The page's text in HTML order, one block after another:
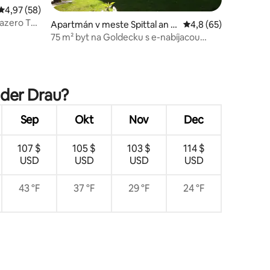
67
ohodnotenie 4,97 z 5, počet hodnotení: 58
4,97 (58)
Top
Apartmán v meste Spittal an d
er Drau
Priemerné
4,8 (65)
75 m² byt na Goldecku s e-nabíjacou
Drau?
Sep Okt Nov Dec
107 $
USD
105 $
USD
103 $
USD
114 $
USD
43 °F 37 °F 29 °F 24 °F